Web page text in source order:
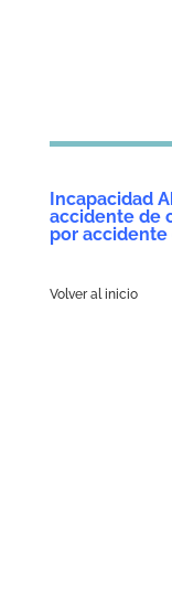
Incapacidad
accidente de
por
Volver al inicio